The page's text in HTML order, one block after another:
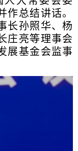
作总结讲话。
长孙照华、杨
庄亮等理事会
展基金会监事